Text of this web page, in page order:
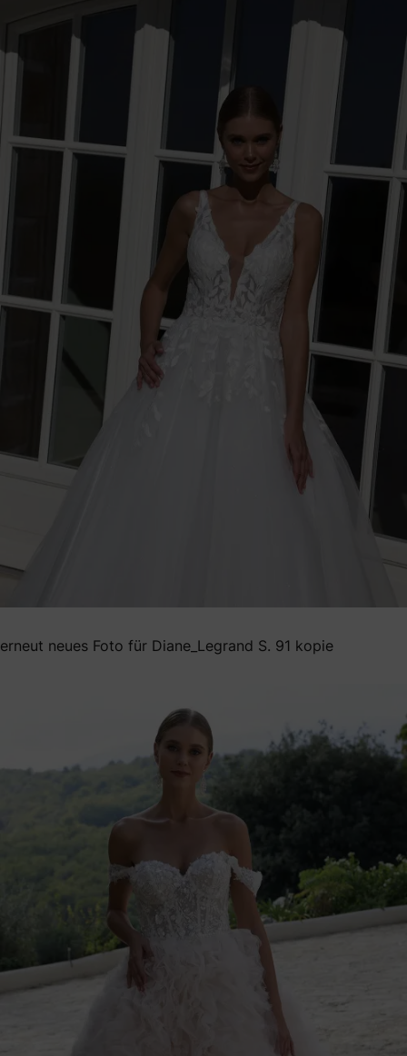
erneut neues Foto für Diane_Legrand S. 91 kopie